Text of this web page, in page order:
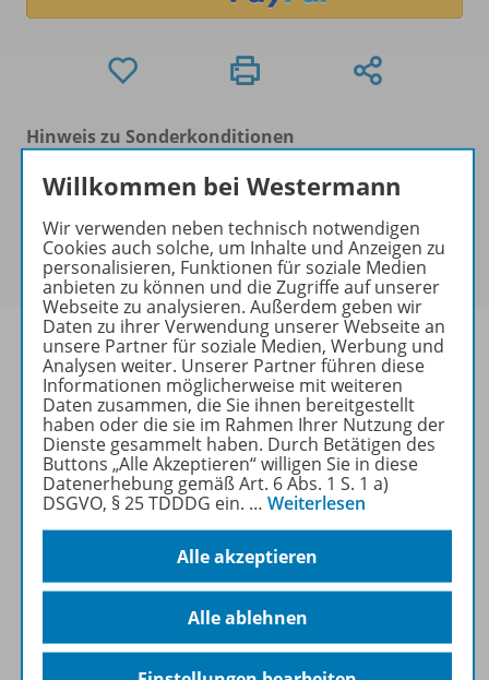
Hinweis zu Sonderkonditionen
keine Sonderkonditionen gewährt werden.
Sie haben ein passendes
Spar-Paket
Um den für Sie gültigen Preis zu sehen,melden Sie
sich bitte an.
Informationen
Weitere Inhalte der Ausgabe
Ergänzende Materialien
Spar-Pakete
Willkommen bei Westermann
Wir verwenden neben technisch notwendigen
Cookies auch solche, um Inhalte und Anzeigen zu
personalisieren, Funktionen für soziale Medien
anbieten zu können und die Zugriffe auf unserer
Webseite zu analysieren. Außerdem geben wir
Daten zu ihrer Verwendung unserer Webseite an
unsere Partner für soziale Medien, Werbung und
Analysen weiter. Unserer Partner führen diese
Informationen möglicherweise mit weiteren
Daten zusammen, die Sie ihnen bereitgestellt
haben oder die sie im Rahmen Ihrer Nutzung der
Dienste gesammelt haben. Durch Betätigen des
Buttons „Alle Akzeptieren“ willigen Sie in diese
Datenerhebung gemäß Art. 6 Abs. 1 S. 1 a)
DSGVO, § 25 TDDDG ein. … Weiterlesen
Alle akzeptieren
Alle ablehnen